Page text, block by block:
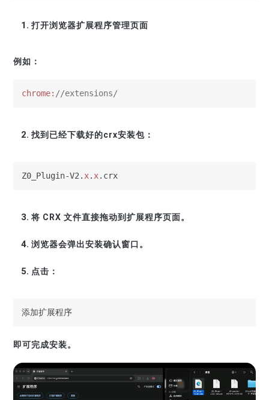
打开浏览器扩展程序管理页面
例如：
chrome: //extensions/
找到已经下载好的crx安装包：
Z0_Plugin-V2. x. x.crx
将 CRX 文件直接拖动到扩展程序页面。
浏览器会弹出安装确认窗口。
点击：
添加扩展程序
即可完成安装。